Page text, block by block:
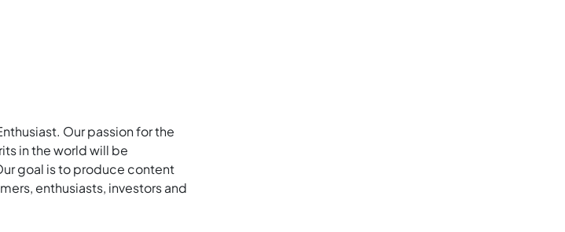
Our passion for the
in the world will be
goal is to produce content
enthusiasts, investors and